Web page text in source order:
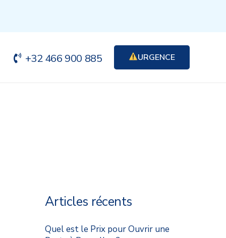
+32 466 900 885 URGENCE
Articles récents
Quel est le Prix pour Ouvrir une